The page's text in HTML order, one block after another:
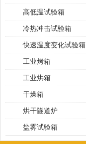
高低温试验箱
冷热冲击试验箱
快速温度变化试验箱
工业烤箱
工业烘箱
干燥箱
烘干隧道炉
盐雾试验箱